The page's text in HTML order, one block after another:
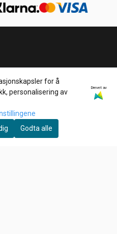
for å
personalisering av
Drevet av
Godta alle